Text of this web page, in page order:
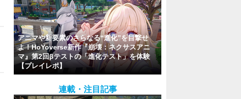
アニマや新要素のさらなる“進化”を目撃せ
よ！HoYoverse新作『崩壊：ネクサスアニ
マ』第2回βテストの「進化テスト」を体験
【プレイレポ】
連載・注目記事